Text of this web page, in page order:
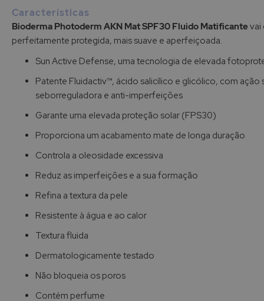
início
da
Galeria
de
imagens
Características
Bioderma Photoderm AKN Mat SPF30 Fluido Matificantevai
perfeitamente protegida, mais suave e aperfeiçoada.
Sun Active Defense, uma tecnologia de elevada
Patente Fluidactiv™, ácido salicílico e glicólico, com ação
seborreguladora e anti-imperfeições
Garante uma elevada proteção solar (FPS30)
Proporciona um acabamento mate de longa duração
Controla a oleosidade excessiva
Reduz as imperfeições e a sua formação
Refina a textura da pele
Resistente à água e ao calor
Textura fluida
Dermatologicamente testado
Não bloqueia os poros
Contém perfume